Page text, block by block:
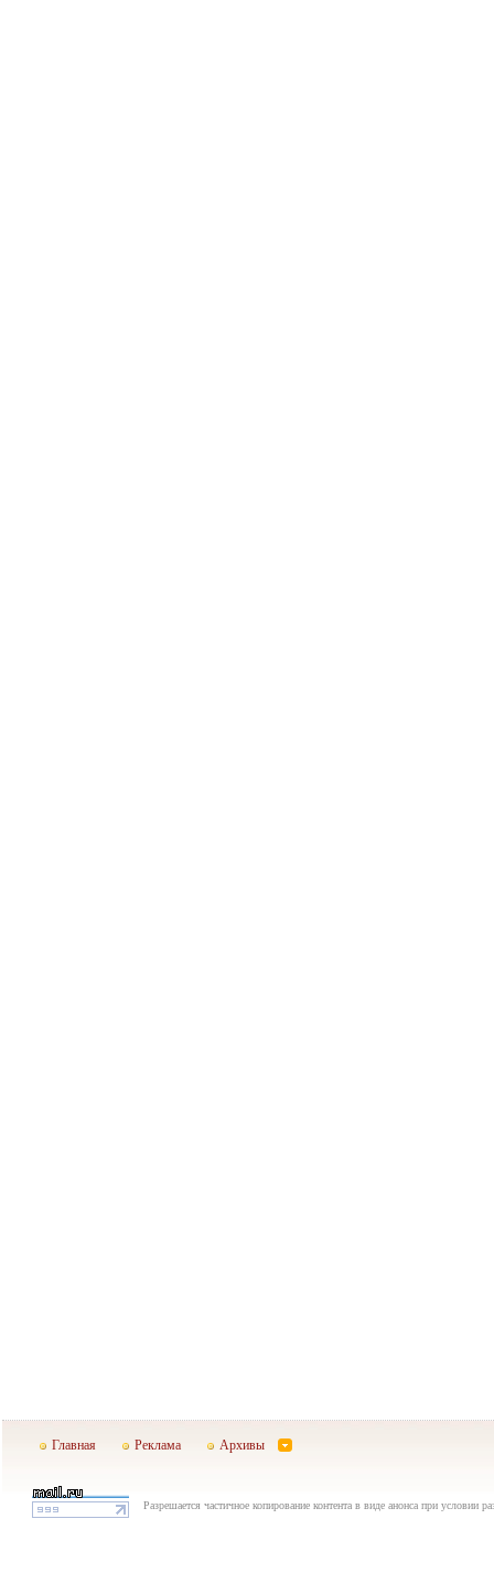
Главная Реклама Архивы
Разрешается частичное копирование контента в виде анонса при условии